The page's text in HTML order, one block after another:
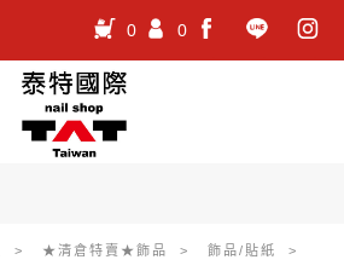
0
0
★清倉特賣★飾品
飾品/貼紙